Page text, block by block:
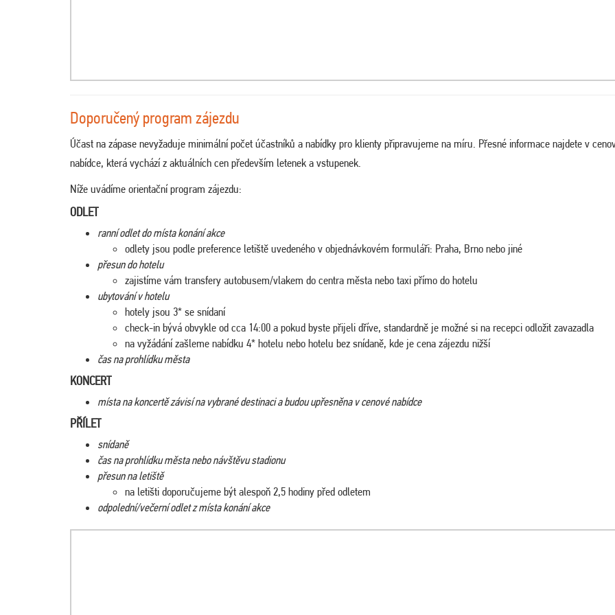
Doporučený program zájezdu
Účast na zápase nevyžaduje minimální počet účastníků a nabídky pro klienty připravujeme na míru. Přesné informace najdete v
nabídce, která vychází z aktuálních cen především letenek a vstupenek.
Níže uvádíme orientační program zájezdu:
ODLET
ranní odlet do místa konání akce
odlety jsou podle preference letiště uvedeného v objednávkovém formuláři: Praha, Brno nebo jiné
přesun do hotelu
zajistíme vám transfery autobusem/vlakem do centra města nebo taxi přímo do hotelu
ubytování v hotelu
hotely jsou 3* se snídaní
check-in bývá obvykle od cca 14:00 a pokud byste přijeli dříve, standardně je možné si na recepci odložit zavazadla
na vyžádání zašleme nabídku 4* hotelu nebo hotelu bez snídaně, kde je cena zájezdu nižší
čas na prohlídku města
KONCERT
místa na koncertě závisí na vybrané destinaci a budou upřesněna v cenové nabídce
PŘÍLET
snídaně
čas na prohlídku města nebo návštěvu stadionu
přesun na letiště
na letišti doporučujeme být alespoň 2,5 hodiny před odletem
odpolední/večerní odlet z místa konání akce